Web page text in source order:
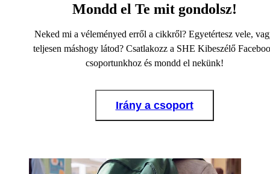
Mondd el Te mit gondolsz!
Neked mi a véleményed erről a cikkről? Egyetértesz vele,
teljesen máshogy látod? Csatlakozz a SHE Kibeszélő
csoportunkhoz és mondd el nekünk!
Irány a csoport